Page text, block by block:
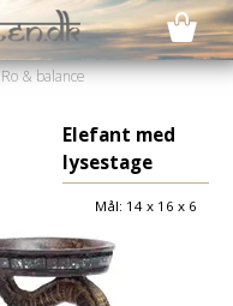
Ro & balance
Elefant med
lysestage
Mål: 14 x 16 x 6